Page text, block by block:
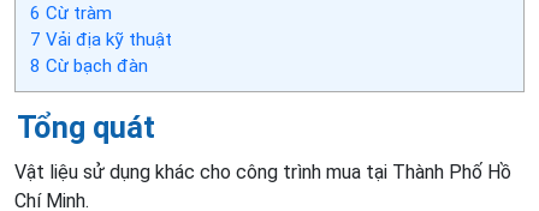
6 Cừ tràm
7 Vải địa kỹ thuật
8 Cừ bạch đàn
Tổng quát
Vật liệu sử dụng khác cho công trình mua tại Thành Phố Hồ
Chí Minh.